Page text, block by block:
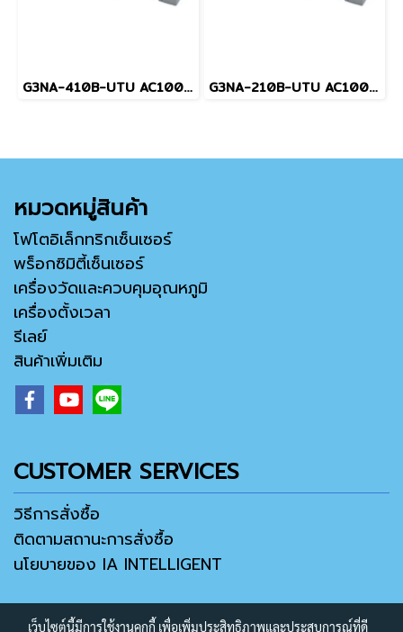
G3NA-410B-UTU AC100-240 G3NA-210B-UTU AC100-240
หมวดหมู่สินค้า
โฟโตอิเล็กทริกเซ็นเซอร์
พร็อกซิมิตี้เซ็นเซอร์
เครื่องวัดและควบคุมอุณหภูมิ
เครื่องตั้งเวลา
รีเลย์
สินค้าเพิ่มเติม
CUSTOMER SERVICES
วิธีการสั่งซื้อ
ติดตามสถานะการสั่งซื้อ
นโยบายของ IA INTELLIGENT
เว็บไซต์นี้มีการใช้งานคุกกี้ เพื่อเพิ่มประสิทธิภาพและประสบการณ์ที่ดี